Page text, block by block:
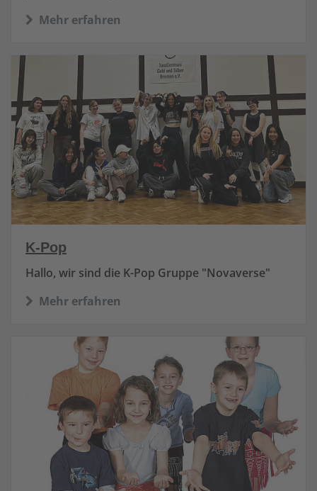
Mehr erfahren
K-Pop
Hallo, wir sind die K-Pop Gruppe "Novaverse"
Mehr erfahren